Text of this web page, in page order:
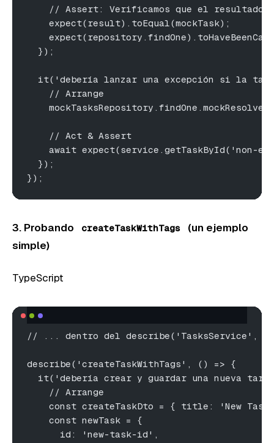
// Assert: Verificamos que el resultado
    expect(result).toEqual(mockTask);
  });
it('debería lanzar una excepción si la
    // Arrange
    // Act & Assert
await expect(service.getTaskById('non-
  });
});
3. Probando createTaskWithTags
(un ejemplo
simple)
TypeScript
// ... dentro del describe('TasksService',
describe('createTaskWithTags', () => {
it('debería crear y guardar una nueva
    // Arrange
const createTaskDto = { title: 'New
    const newTask = {
      id: 'new-task-id',